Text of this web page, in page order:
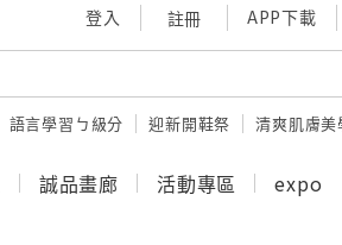
登入 註冊 APP下載
語言學習ㄅ級分 迎新開鞋祭 清爽肌膚美
誠品畫廊 活動專區 expo